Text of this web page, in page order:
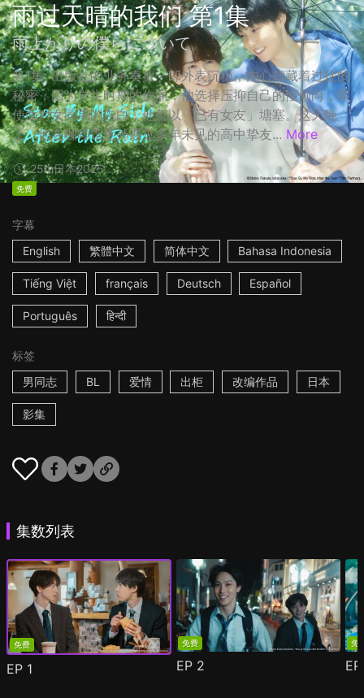
雨过天晴的我们 第1集
雨上がりの僕らについて
第1集: 出版社的业务奏振一郎外表沉稳，内心却藏着过往的
秘密，因为学生时期的伤痛，他选择压抑自己的性倾向，即
使面对女同事的告白，他都以「已有女友」塘塞。这天晚
上，他在咖啡馆意外遇见多年未见的高中挚友... More
25m日本2025
免费
字幕
English
繁體中文 简体中文 Bahasa Indonesia
Tiếng Việt français Deutsch Español
Português हिन्दी
标签
男同志
BL 爱情 出柜 改编作品 日本
影集
集数列表
免费
EP 1
免费
EP 2
免